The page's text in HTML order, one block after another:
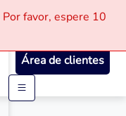
Por favor, espere 10
Área de clientes